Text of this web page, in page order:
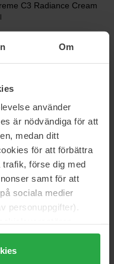
Om
använder
är nödvändiga för att
medan ditt
för att förbättra
förse dig med
samt för att
sociala medier
personuppgifter).
accepterar du
kan anpassa
C3 Radiance Cream
Magic Repairing Night
Barrier Strengthening
Åkerberg